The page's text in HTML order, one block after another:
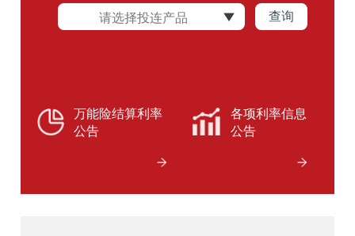
查询
万能险结算利率
公告
各项利率信息
公告